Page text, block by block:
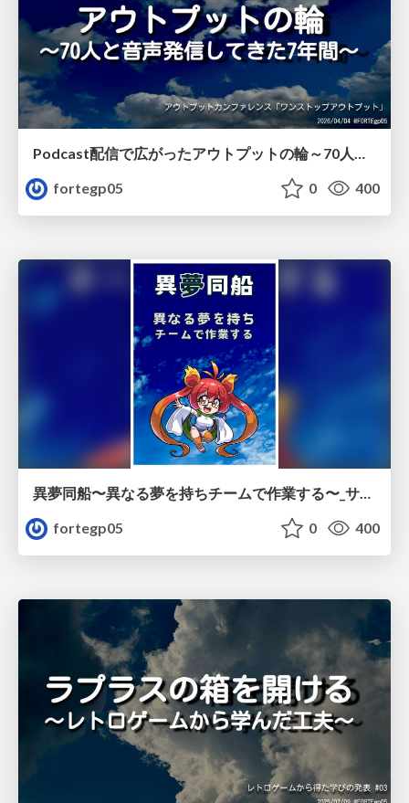
Podcast配信で広がったアウトプットの輪～70人と音声発信してきた7年間～/outputconf_01
fortegp05
0 400
異夢同船〜異なる夢を持ちチームで作業する〜_サンプル/imudousen_sample
fortegp05
0 400